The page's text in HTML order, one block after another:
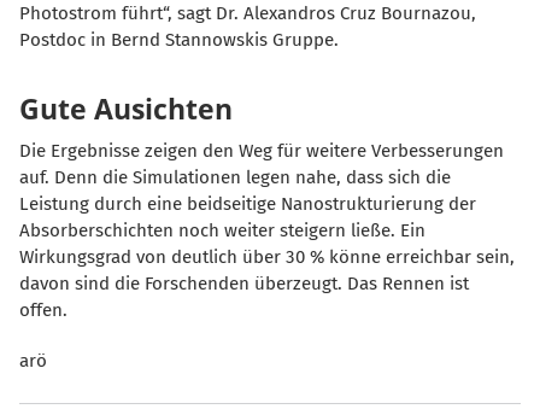
Photostrom führt“, sagt Dr. Alexandros Cruz Bournazou,
Postdoc in Bernd Stannowskis Gruppe.
Gute Ausichten
Die Ergebnisse zeigen den Weg für weitere Verbesserungen
auf. Denn die Simulationen legen nahe, dass sich die
Leistung durch eine beidseitige Nanostrukturierung der
Absorberschichten noch weiter steigern ließe. Ein
Wirkungsgrad von deutlich über 30 % könne erreichbar sein,
davon sind die Forschenden überzeugt. Das Rennen ist
offen.
arö